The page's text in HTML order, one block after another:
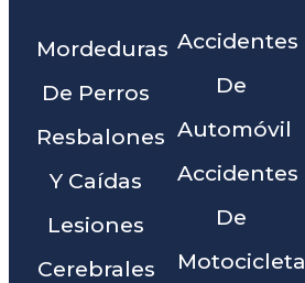
Mordeduras
De Perros
Resbalones
Y Caídas
Lesiones
Cerebrales
Accidentes
De
Automóvil
Accidentes
De
Motocicleta